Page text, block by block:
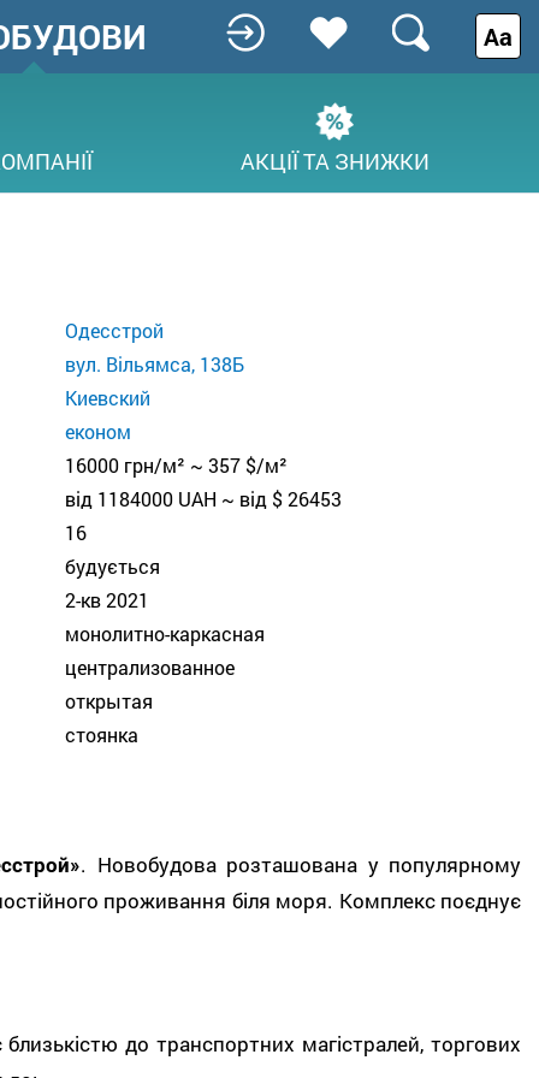
АКЦІЇ ТА ЗНИЖКИ
Аа
Одесстрой
вул. Вільямса, 138Б
Киевский
економ
16000 грн/м² ~ 357 $/м²
від 1184000 UAH ~ від $ 26453
16
будується
2-кв 2021
монолитно-каркасная
централизованное
открытая
стоянка
. Новобудова розташована у популярному
проживання біля моря. Комплекс поєднує
до транспортних магістралей, торгових